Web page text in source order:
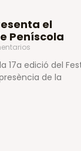
el
Peníscola
17a edició del
de la